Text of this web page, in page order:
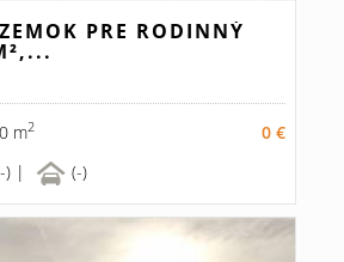
PRE RODINNÝ
m2
0 €
) | (-)